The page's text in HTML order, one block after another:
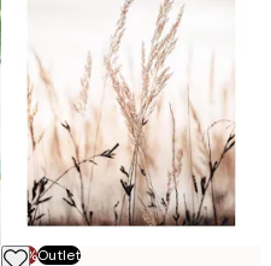
-70%Outlet